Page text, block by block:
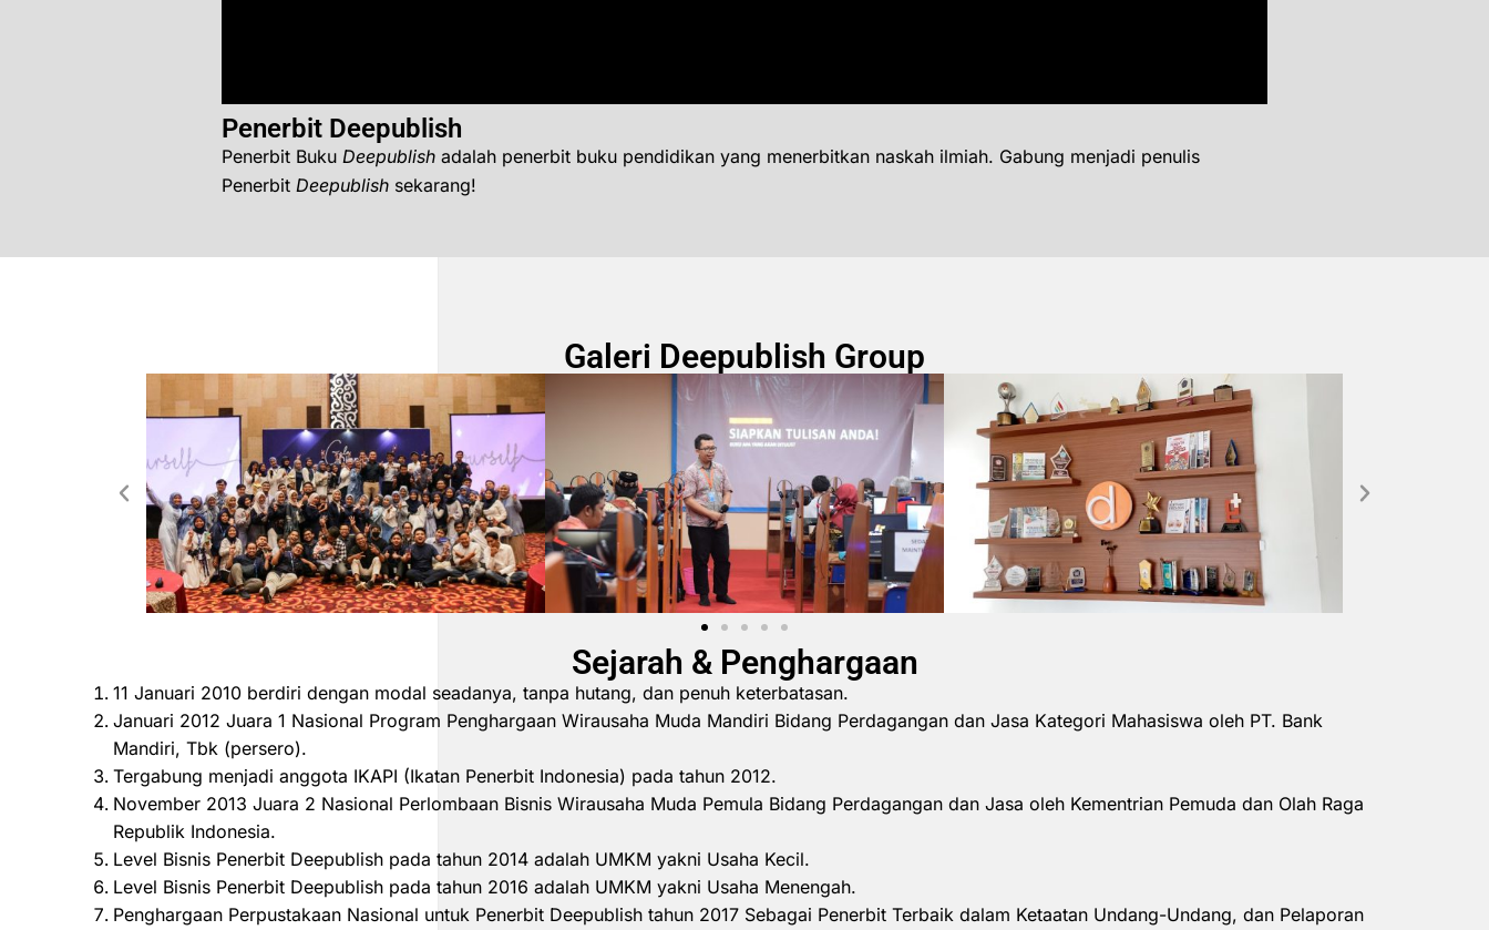
Penerbit Deepublish
Penerbit Buku Deepublish adalah penerbit buku pendidikan yang menerbitkan naskah ilmiah. Gabung menjadi penulis
Penerbit Deepublish sekarang!
Galeri Deepublish Group
Sejarah & Penghargaan
11 Januari 2010 berdiri dengan modal seadanya, tanpa hutang, dan penuh keterbatasan.
Januari 2012 Juara 1 Nasional Program Penghargaan Wirausaha Muda Mandiri Bidang Perdagangan dan Jasa Kategori Mahasiswa oleh PT. Bank
Mandiri, Tbk (persero).
Tergabung menjadi anggota IKAPI (Ikatan Penerbit Indonesia) pada tahun 2012.
November 2013 Juara 2 Nasional Perlombaan Bisnis Wirausaha Muda Pemula Bidang Perdagangan dan Jasa oleh Kementrian Pemuda dan Olah Raga
Republik Indonesia.
Level Bisnis Penerbit Deepublish pada tahun 2014 adalah UMKM yakni Usaha Kecil.
Level Bisnis Penerbit Deepublish pada tahun 2016 adalah UMKM yakni Usaha Menengah.
Penghargaan Perpustakaan Nasional untuk Penerbit Deepublish tahun 2017 Sebagai Penerbit Terbaik dalam Ketaatan Undang-Undang, dan Pelaporan